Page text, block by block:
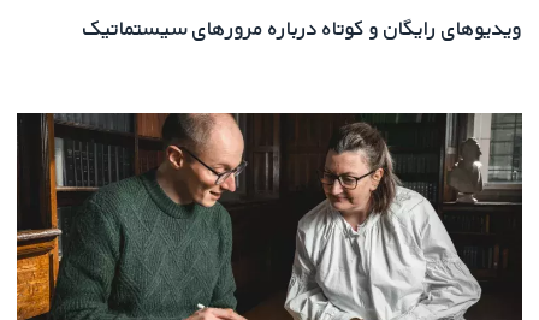
ویدیوهای رایگان و کوتاه درباره مرورهای سیستماتیک